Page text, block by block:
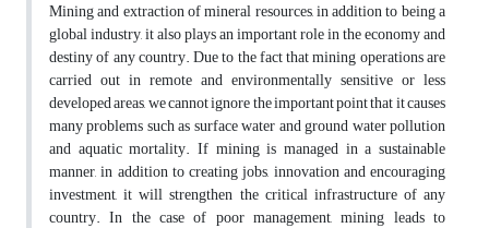
Mining and extraction of mineral resources, in addition to being a
global industry, it also plays an important role in the economy and
destiny of any country. Due to the fact that mining operations are
carried out in remote and environmentally sensitive or less
developed areas, we cannot ignore the important point that it causes
many problems such as surface water and ground water pollution
and aquatic mortality. If mining is managed in a sustainable
manner, in addition to creating jobs, innovation and encouraging
investment, it will strengthen the critical infrastructure of any
country. In the case of poor management, mining leads to